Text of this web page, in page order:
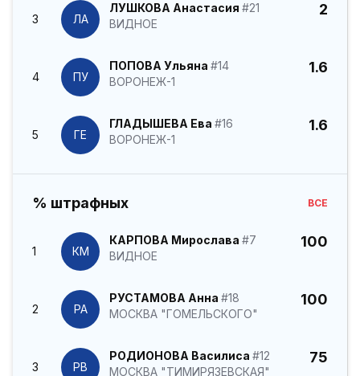
3 ЛА
ЛУШКОВА Анастасия #21
ВИДНОЕ
2
4 ПУ
ПОПОВА Ульяна #14
ВОРОНЕЖ-1
1.6
5 ГЕ
ГЛАДЫШЕВА Ева #16
ВОРОНЕЖ-1
1.6
% штрафных ВСЕ
1 КМ
КАРПОВА Мирослава #7
ВИДНОЕ
100
2 РА
РУСТАМОВА Анна #18
МОСКВА "ГОМЕЛЬСКОГО"
100
3 РВ
РОДИОНОВА Василиса #12
МОСКВА "ТИМИРЯЗЕВСКАЯ"
75